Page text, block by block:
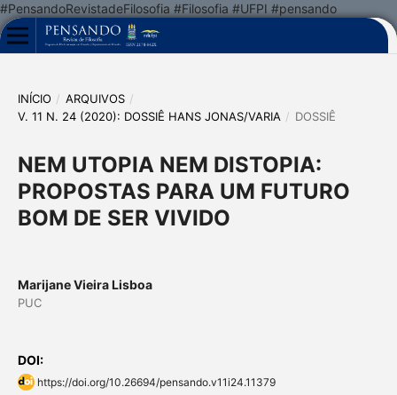
#PensandoRevistadeFilosofia #Filosofia #UFPI #pensando
INÍCIO / ARQUIVOS /
V. 11 N. 24 (2020): DOSSIÊ HANS JONAS/VARIA / DOSSIÊ
NEM UTOPIA NEM DISTOPIA:
PROPOSTAS PARA UM FUTURO
BOM DE SER VIVIDO
Marijane Vieira Lisboa
PUC
DOI:
https://doi.org/10.26694/pensando.v11i24.11379